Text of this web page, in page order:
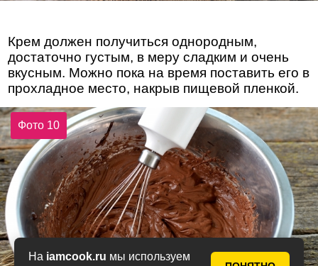
На iamcook.ru мы используем
Крем должен получиться однородным,
достаточно густым, в меру сладким и очень
вкусным. Можно пока на время поставить его в
прохладное место, накрыв пищевой пленкой.
Фото 10